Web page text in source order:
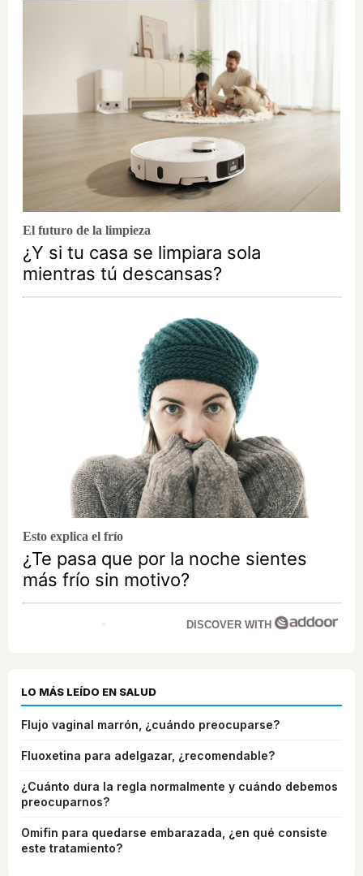
El futuro de la limpieza
¿Y si tu casa se limpiara sola
mientras tú descansas?
Esto explica el frío
¿Te pasa que por la noche sientes
más frío sin motivo?
DISCOVER WITH
LO MÁS LEÍDO EN SALUD
Flujo vaginal marrón, ¿cuándo preocuparse?
Fluoxetina para adelgazar, ¿recomendable?
¿Cuánto dura la regla normalmente y cuándo debemos
preocuparnos?
Omifin para quedarse embarazada, ¿en qué consiste
este tratamiento?